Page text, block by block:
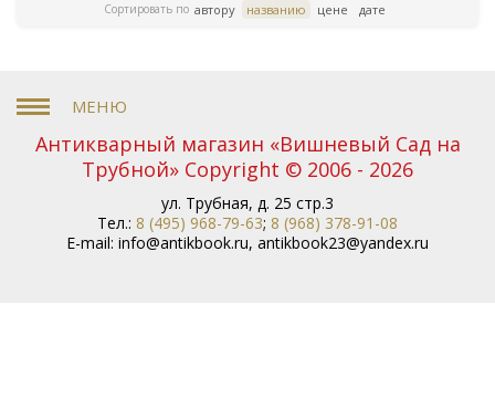
Сортировать по автору названию цене дате
Антикварный магазин «Вишневый Сад на
Трубной» Copyright © 2006 - 2026
ул. Трубная, д. 25 стр.3
Тел.: 8 (495) 968-79-63; 8 (968) 378-91-08
E-mail: info@antikbook.ru, antikbook23@yandex.ru